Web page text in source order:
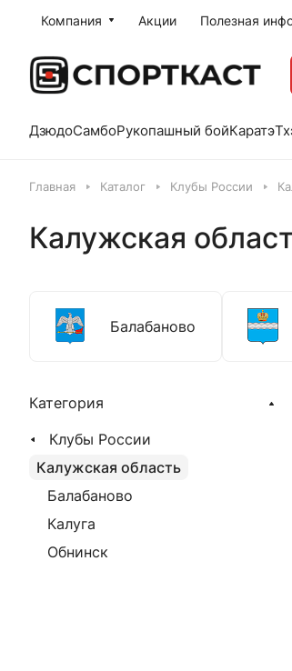
Компания Акции Полезная
ДзюдоСамбоРукопашный бойКаратэ
Главная Каталог Клубы России
Калужская
Балабаново
Категория
Клубы России
Калужская область
Балабаново
Калуга
Обнинск